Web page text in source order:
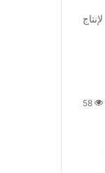
[ad_1] تواصلت أكبر شركة لتصميم معالجات تطبيقات الهاتف المحمول (AP) في العالم مع Samsung Foundry لإنتاج
58